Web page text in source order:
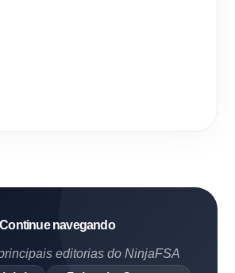
Continue navegando
editorias do NinjaFSA